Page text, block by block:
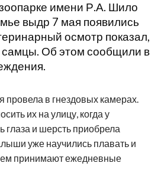
имени Р.А. Шило
выдр 7 мая появились
осмотр показал,
Об этом сообщили в
в гнездовых камерах.
их на улицу, когда у
глаза и шерсть приобрела
уже научились плавать и
принимают ежедневные